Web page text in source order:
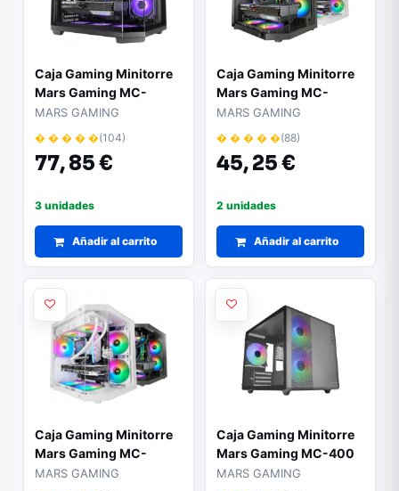
Caja Gaming Minitorre
Mars Gaming MC-
3TCOREM
MARS GAMING
� � � � �(104)
77,85 €
3 unidades
Añadir al carrito
Caja Gaming Minitorre
Mars Gaming MC-
3TLITE
MARS GAMING
� � � � �(88)
45,25 €
2 unidades
Añadir al carrito
Caja Gaming Minitorre
Mars Gaming MC-
3TLITE/ Blanca
MARS GAMING
Caja Gaming Minitorre
Mars Gaming MC-400
MARS GAMING